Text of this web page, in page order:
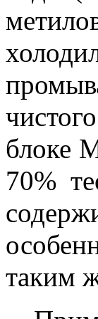
блоке
70%
таким